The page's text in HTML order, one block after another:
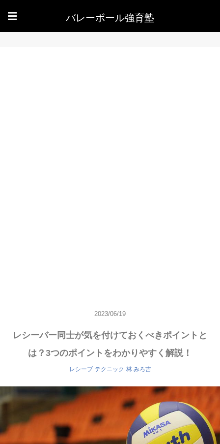
☰ バレーボール強育塾
2023/06/19
レシーバー同士が気を付けておくべきポイントと
は？3つのポイントをわかりやすく解説！
レシーブ テクニック 林 みろ吉